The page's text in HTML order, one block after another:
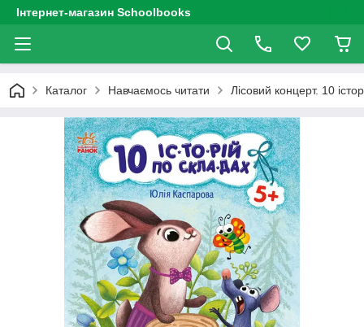
Інтернет-магазин Schoolbooks
Каталог Навчаємось читати Лісовий концерт. 10